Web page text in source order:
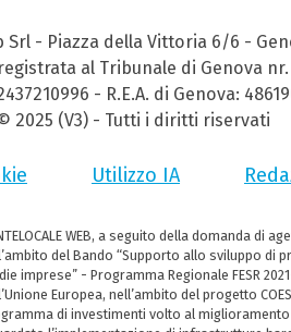
Srl - Piazza della Vittoria 6/6 -
al Tribunale di Genova nr.
- R.E.A. di Genova:
2025 (V3) - Tutti i diritti riservati
Utilizzo IA
WEB, a seguito della domanda di
del Bando “Supporto allo sviluppo di
imprese” - Programma Regionale FESR
Europea, nell’ambito del progetto
di investimenti volto al